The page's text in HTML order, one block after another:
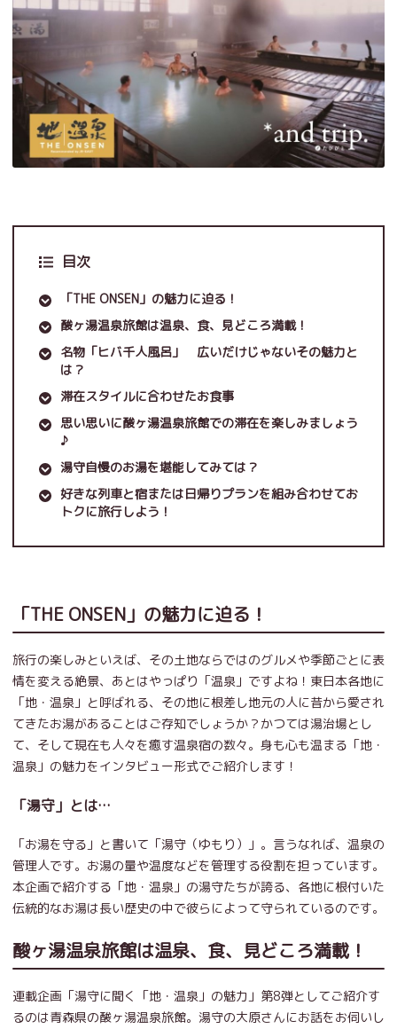
目次
「THE ONSEN」の魅力に迫る！
酸ヶ湯温泉旅館は温泉、食、見どころ満載！
名物「ヒバ千人風呂」 広いだけじゃないその魅力と
は？
滞在スタイルに合わせたお食事
思い思いに酸ヶ湯温泉旅館での滞在を楽しみましょう
♪
湯守自慢のお湯を堪能してみては？
好きな列車と宿または日帰りプランを組み合わせてお
トクに旅行しよう！
「THE ONSEN」の魅力に迫る！
旅行の楽しみといえば、その土地ならではのグルメや季節ごとに表
情を変える絶景、あとはやっぱり「温泉」ですよね！東日本各地に
「地・温泉」と呼ばれる、その地に根差し地元の人に昔から愛され
てきたお湯があることはご存知でしょうか？かつては湯治場とし
て、そして現在も人々を癒す温泉宿の数々。身も心も温まる「地・
温泉」の魅力をインタビュー形式でご紹介します！
「湯守」とは…
「お湯を守る」と書いて「湯守（ゆもり）」。言うなれば、温泉の
管理人です。お湯の量や温度などを管理する役割を担っています。
本企画で紹介する「地・温泉」の湯守たちが誇る、各地に根付いた
伝統的なお湯は長い歴史の中で彼らによって守られているのです。
酸ヶ湯温泉旅館は温泉、食、見どころ満載！
連載企画「湯守に聞く「地・温泉」の魅力」第8弾としてご紹介す
るのは青森県の酸ヶ湯温泉旅館。湯守の大原さんにお話をお伺いし